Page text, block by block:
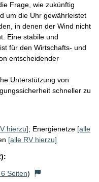
Frage, wie zukünftig
um die Uhr gewährleistet
in denen der Wind nicht
Eine stabile und
für den Wirtschafts- und
entscheidender
Unterstützung von
schneller zu
hierzu]; Energienetze [alle
[alle RV hierzu]
Seiten)